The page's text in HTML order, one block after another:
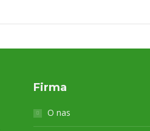
Firma
O nas